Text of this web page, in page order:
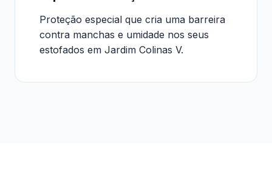
Proteção especial que cria uma barreira
contra manchas e umidade nos seus
estofados em Jardim Colinas V.